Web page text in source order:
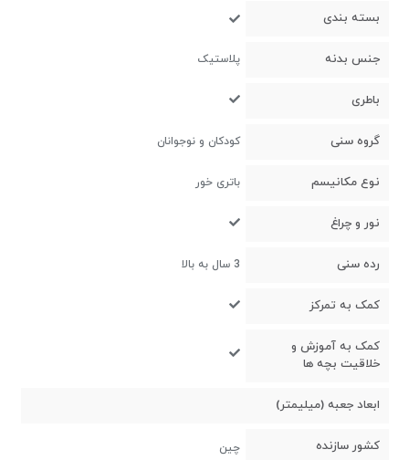
بسته بندی
جنس بدنه پلاستیک
باطری
گروه سنی کودکان و نوجوانان
نوع مکانیسم باتری خور
نور و چراغ
رده سنی 3 سال به بالا
کمک به تمرکز
کمک به آموزش و
خلاقیت بچه ها
ابعاد جعبه (میلیمتر)
کشور سازنده چین